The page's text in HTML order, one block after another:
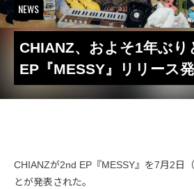
NEWS
CHIANZ、およそ1年ぶり
EP『MESSY』リリース
CHIANZが2nd EP『MESSY』を7月2日
とが発表された。